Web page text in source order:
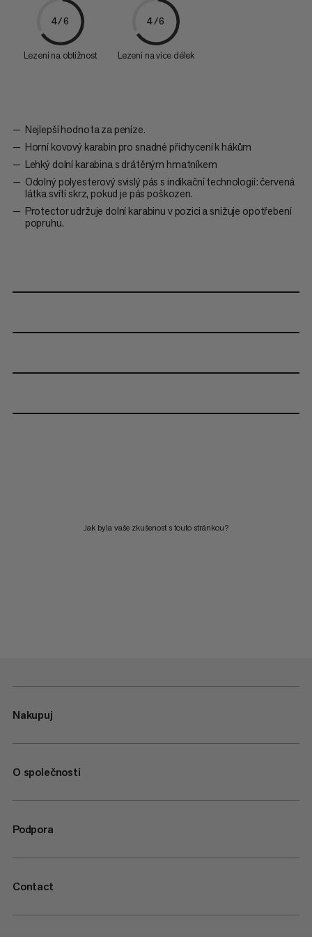
4/6
Lezení na obtížnost
4/6
Lezení na více délek
Nejlepší hodnota za peníze.
Horní kovový karabin pro snadné přichycení k hákům
Lehký dolní karabina s drátěným hmatníkem
Odolný polyesterový svislý pás s indikační technologií: červená
látka svítí skrz, pokud je pás poškozen.
Protector udržuje dolní karabinu v pozici a snižuje opotřebení
popruhu.
Jak byla vaše zkušenost s touto stránkou?
Nakupuj
O společnosti
Podpora
Contact